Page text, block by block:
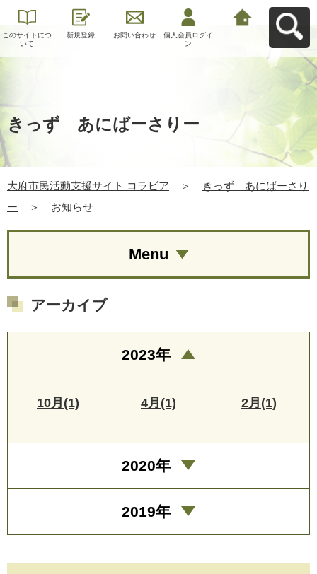
このサイトにつ
いて
新規登録 お問い合わせ
個人会員ログイ
ン
きっず あにばーさりー
大府市民活動支援サイト コラビア ＞
きっず あにばーさり
ー
＞ お知らせ
Menu
アーカイブ
2023年
10月(1) 4月(1) 2月(1)
2020年
2019年